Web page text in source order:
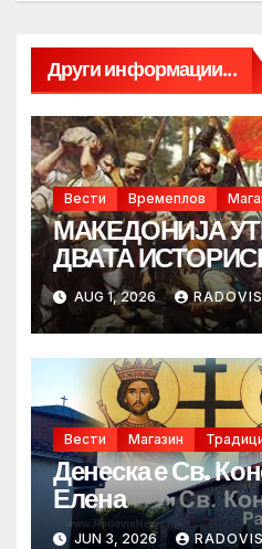
Други информации...
Вести Времеплов
МАКЕДОНИЈА
ДВАТА
AUG 1, 2026
Вести Магазин
Денеска е Св.
Елена
JUN 3, 2026